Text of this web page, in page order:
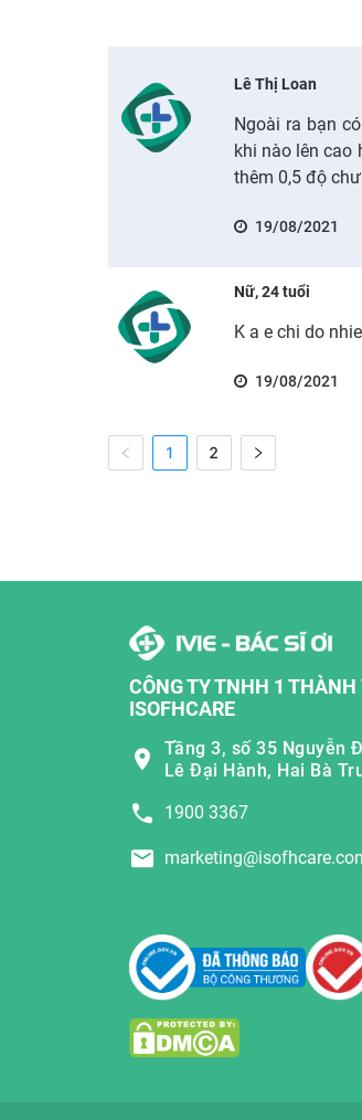
Lê Thị Loan
Ngoài ra bạn
khi nào lên cao
thêm 0,5 độ
19/08/2021
Nữ, 24 tuổi
K a e chi do
19/08/2021
1 2
CÔNG TY TNHH 1 THÀNH
ISOFHCARE
Tầng 3, số 35 Nguyễn
Lê Đại Hành, Hai Bà
1900 3367